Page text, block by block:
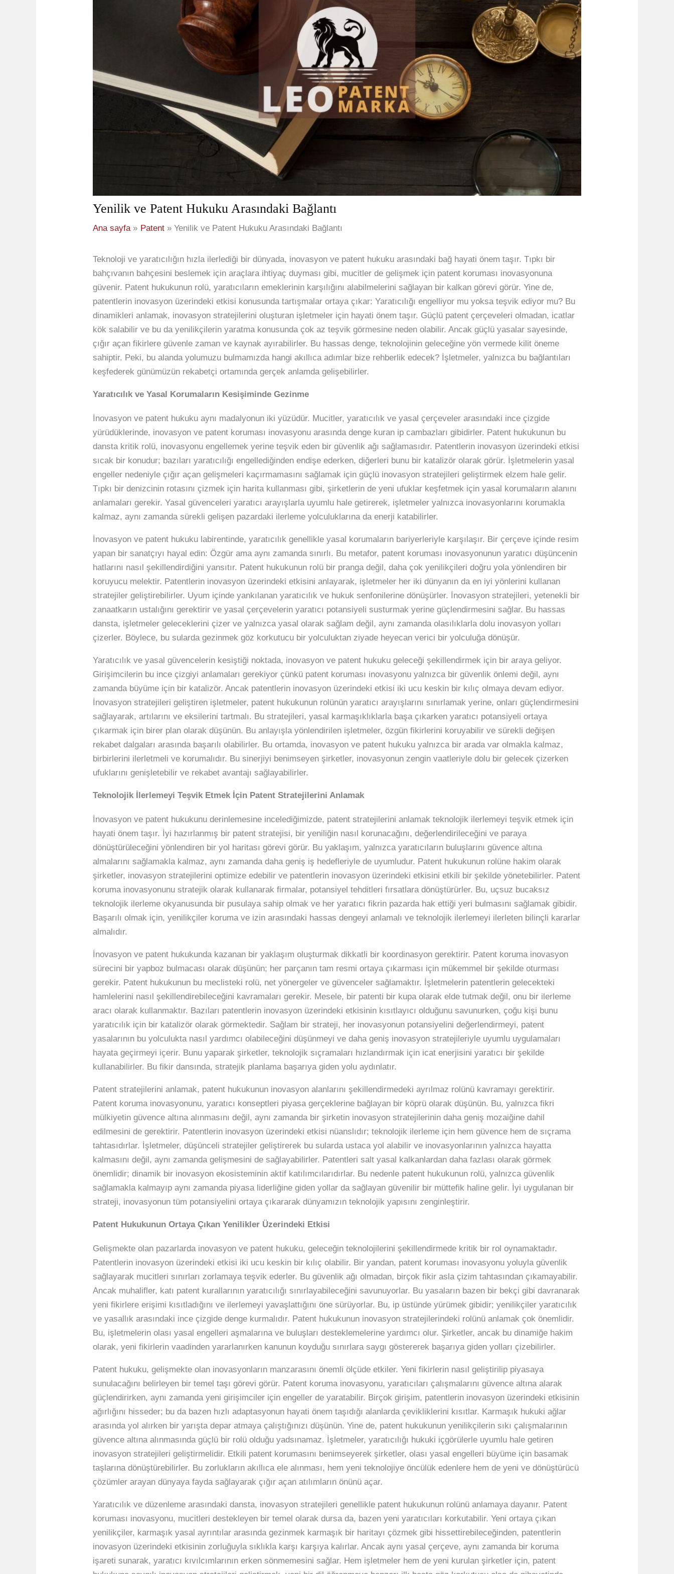
Yenilik ve Patent Hukuku Arasındaki Bağlantı
Ana sayfa Patent Yenilik ve Patent Hukuku Arasındaki Bağlantı
Teknoloji ve yaratıcılığın hızla ilerlediği bir dünyada, inovasyon ve patent hukuku arasındaki bağ hayati önem taşır. Tıpkı bir
bahçıvanın bahçesini beslemek için araçlara ihtiyaç duyması gibi, mucitler de gelişmek için patent koruması inovasyonuna
güvenir. Patent hukukunun rolü, yaratıcıların emeklerinin karşılığını alabilmelerini sağlayan bir kalkan görevi görür. Yine de,
patentlerin inovasyon üzerindeki etkisi konusunda tartışmalar ortaya çıkar: Yaratıcılığı engelliyor mu yoksa teşvik ediyor mu? Bu
dinamikleri anlamak, inovasyon stratejilerini oluşturan işletmeler için hayati önem taşır. Güçlü patent çerçeveleri olmadan, icatlar
kök salabilir ve bu da yenilikçilerin yaratma konusunda çok az teşvik görmesine neden olabilir. Ancak güçlü yasalar sayesinde,
çığır açan fikirlere güvenle zaman ve kaynak ayırabilirler. Bu hassas denge, teknolojinin geleceğine yön vermede kilit öneme
sahiptir. Peki, bu alanda yolumuzu bulmamızda hangi akıllıca adımlar bize rehberlik edecek? İşletmeler, yalnızca bu bağlantıları
keşfederek günümüzün rekabetçi ortamında gerçek anlamda gelişebilirler.
Yaratıcılık ve Yasal Korumaların Kesişiminde Gezinme
İnovasyon ve patent hukuku aynı madalyonun iki yüzüdür. Mucitler, yaratıcılık ve yasal çerçeveler arasındaki ince çizgide
yürüdüklerinde, inovasyon ve patent koruması inovasyonu arasında denge kuran ip cambazları gibidirler. Patent hukukunun bu
dansta kritik rolü, inovasyonu engellemek yerine teşvik eden bir güvenlik ağı sağlamasıdır. Patentlerin inovasyon üzerindeki etkisi
sıcak bir konudur; bazıları yaratıcılığı engellediğinden endişe ederken, diğerleri bunu bir katalizör olarak görür. İşletmelerin yasal
engeller nedeniyle çığır açan gelişmeleri kaçırmamasını sağlamak için güçlü inovasyon stratejileri geliştirmek elzem hale gelir.
Tıpkı bir denizcinin rotasını çizmek için harita kullanması gibi, şirketlerin de yeni ufuklar keşfetmek için yasal korumaların alanını
anlamaları gerekir. Yasal güvenceleri yaratıcı arayışlarla uyumlu hale getirerek, işletmeler yalnızca inovasyonlarını korumakla
kalmaz, aynı zamanda sürekli gelişen pazardaki ilerleme yolculuklarına da enerji katabilirler.
İnovasyon ve patent hukuku labirentinde, yaratıcılık genellikle yasal korumaların bariyerleriyle karşılaşır. Bir çerçeve içinde resim
yapan bir sanatçıyı hayal edin: Özgür ama aynı zamanda sınırlı. Bu metafor, patent koruması inovasyonunun yaratıcı düşüncenin
hatlarını nasıl şekillendirdiğini yansıtır. Patent hukukunun rolü bir pranga değil, daha çok yenilikçileri doğru yola yönlendiren bir
koruyucu melektir. Patentlerin inovasyon üzerindeki etkisini anlayarak, işletmeler her iki dünyanın da en iyi yönlerini kullanan
stratejiler geliştirebilirler. Uyum içinde yankılanan yaratıcılık ve hukuk senfonilerine dönüşürler. İnovasyon stratejileri, yetenekli bir
zanaatkarın ustalığını gerektirir ve yasal çerçevelerin yaratıcı potansiyeli susturmak yerine güçlendirmesini sağlar. Bu hassas
dansta, işletmeler geleceklerini çizer ve yalnızca yasal olarak sağlam değil, aynı zamanda olasılıklarla dolu inovasyon yolları
çizerler. Böylece, bu sularda gezinmek göz korkutucu bir yolculuktan ziyade heyecan verici bir yolculuğa dönüşür.
Yaratıcılık ve yasal güvencelerin kesiştiği noktada, inovasyon ve patent hukuku geleceği şekillendirmek için bir araya geliyor.
Girişimcilerin bu ince çizgiyi anlamaları gerekiyor çünkü patent koruması inovasyonu yalnızca bir güvenlik önlemi değil, aynı
zamanda büyüme için bir katalizör. Ancak patentlerin inovasyon üzerindeki etkisi iki ucu keskin bir kılıç olmaya devam ediyor.
İnovasyon stratejileri geliştiren işletmeler, patent hukukunun rolünün yaratıcı arayışlarını sınırlamak yerine, onları güçlendirmesini
sağlayarak, artılarını ve eksilerini tartmalı. Bu stratejileri, yasal karmaşıklıklarla başa çıkarken yaratıcı potansiyeli ortaya
çıkarmak için birer plan olarak düşünün. Bu anlayışla yönlendirilen işletmeler, özgün fikirlerini koruyabilir ve sürekli değişen
rekabet dalgaları arasında başarılı olabilirler. Bu ortamda, inovasyon ve patent hukuku yalnızca bir arada var olmakla kalmaz,
birbirlerini ilerletmeli ve korumalıdır. Bu sinerjiyi benimseyen şirketler, inovasyonun zengin vaatleriyle dolu bir gelecek çizerken
ufuklarını genişletebilir ve rekabet avantajı sağlayabilirler.
Teknolojik İlerlemeyi Teşvik Etmek İçin Patent Stratejilerini Anlamak
İnovasyon ve patent hukukunu derinlemesine incelediğimizde, patent stratejilerini anlamak teknolojik ilerlemeyi teşvik etmek için
hayati önem taşır. İyi hazırlanmış bir patent stratejisi, bir yeniliğin nasıl korunacağını, değerlendirileceğini ve paraya
dönüştürüleceğini yönlendiren bir yol haritası görevi görür. Bu yaklaşım, yalnızca yaratıcıların buluşlarını güvence altına
almalarını sağlamakla kalmaz, aynı zamanda daha geniş iş hedefleriyle de uyumludur. Patent hukukunun rolüne hakim olarak
şirketler, inovasyon stratejilerini optimize edebilir ve patentlerin inovasyon üzerindeki etkisini etkili bir şekilde yönetebilirler. Patent
koruma inovasyonunu stratejik olarak kullanarak firmalar, potansiyel tehditleri fırsatlara dönüştürürler. Bu, uçsuz bucaksız
teknolojik ilerleme okyanusunda bir pusulaya sahip olmak ve her yaratıcı fikrin pazarda hak ettiği yeri bulmasını sağlamak gibidir.
Başarılı olmak için, yenilikçiler koruma ve izin arasındaki hassas dengeyi anlamalı ve teknolojik ilerlemeyi ilerleten bilinçli kararlar
almalıdır.
İnovasyon ve patent hukukunda kazanan bir yaklaşım oluşturmak dikkatli bir koordinasyon gerektirir. Patent koruma inovasyon
sürecini bir yapboz bulmacası olarak düşünün; her parçanın tam resmi ortaya çıkarması için mükemmel bir şekilde oturması
gerekir. Patent hukukunun bu meclisteki rolü, net yönergeler ve güvenceler sağlamaktır. İşletmelerin patentlerin gelecekteki
hamlelerini nasıl şekillendirebileceğini kavramaları gerekir. Mesele, bir patenti bir kupa olarak elde tutmak değil, onu bir ilerleme
aracı olarak kullanmaktır. Bazıları patentlerin inovasyon üzerindeki etkisinin kısıtlayıcı olduğunu savunurken, çoğu kişi bunu
yaratıcılık için bir katalizör olarak görmektedir. Sağlam bir strateji, her inovasyonun potansiyelini değerlendirmeyi, patent
yasalarının bu yolculukta nasıl yardımcı olabileceğini düşünmeyi ve daha geniş inovasyon stratejileriyle uyumlu uygulamaları
hayata geçirmeyi içerir. Bunu yaparak şirketler, teknolojik sıçramaları hızlandırmak için icat enerjisini yaratıcı bir şekilde
kullanabilirler. Bu fikir dansında, stratejik planlama başarıya giden yolu aydınlatır.
Patent stratejilerini anlamak, patent hukukunun inovasyon alanlarını şekillendirmedeki ayrılmaz rolünü kavramayı gerektirir.
Patent koruma inovasyonunu, yaratıcı konseptleri piyasa gerçeklerine bağlayan bir köprü olarak düşünün. Bu, yalnızca fikri
mülkiyetin güvence altına alınmasını değil, aynı zamanda bir şirketin inovasyon stratejilerinin daha geniş mozaiğine dahil
edilmesini de gerektirir. Patentlerin inovasyon üzerindeki etkisi nüanslıdır; teknolojik ilerleme için hem güvence hem de sıçrama
tahtasıdırlar. İşletmeler, düşünceli stratejiler geliştirerek bu sularda ustaca yol alabilir ve inovasyonlarının yalnızca hayatta
kalmasını değil, aynı zamanda gelişmesini de sağlayabilirler. Patentleri salt yasal kalkanlardan daha fazlası olarak görmek
önemlidir; dinamik bir inovasyon ekosisteminin aktif katılımcılarıdırlar. Bu nedenle patent hukukunun rolü, yalnızca güvenlik
sağlamakla kalmayıp aynı zamanda piyasa liderliğine giden yollar da sağlayan güvenilir bir müttefik haline gelir. İyi uygulanan bir
strateji, inovasyonun tüm potansiyelini ortaya çıkararak dünyamızın teknolojik yapısını zenginleştirir.
Patent Hukukunun Ortaya Çıkan Yenilikler Üzerindeki Etkisi
Gelişmekte olan pazarlarda inovasyon ve patent hukuku, geleceğin teknolojilerini şekillendirmede kritik bir rol oynamaktadır.
Patentlerin inovasyon üzerindeki etkisi iki ucu keskin bir kılıç olabilir. Bir yandan, patent koruması inovasyonu yoluyla güvenlik
sağlayarak mucitleri sınırları zorlamaya teşvik ederler. Bu güvenlik ağı olmadan, birçok fikir asla çizim tahtasından çıkamayabilir.
Ancak muhalifler, katı patent kurallarının yaratıcılığı sınırlayabileceğini savunuyorlar. Bu yasaların bazen bir bekçi gibi davranarak
yeni fikirlere erişimi kısıtladığını ve ilerlemeyi yavaşlattığını öne sürüyorlar. Bu, ip üstünde yürümek gibidir; yenilikçiler yaratıcılık
ve yasallık arasındaki ince çizgide denge kurmalıdır. Patent hukukunun inovasyon stratejilerindeki rolünü anlamak çok önemlidir.
Bu, işletmelerin olası yasal engelleri aşmalarına ve buluşları desteklemelerine yardımcı olur. Şirketler, ancak bu dinamiğe hakim
olarak, yeni fikirlerin vaadinden yararlanırken kanunun koyduğu sınırlara saygı göstererek başarıya giden yolları çizebilirler.
Patent hukuku, gelişmekte olan inovasyonların manzarasını önemli ölçüde etkiler. Yeni fikirlerin nasıl geliştirilip piyasaya
sunulacağını belirleyen bir temel taşı görevi görür. Patent koruma inovasyonu, yaratıcıları çalışmalarını güvence altına alarak
güçlendirirken, aynı zamanda yeni girişimciler için engeller de yaratabilir. Birçok girişim, patentlerin inovasyon üzerindeki etkisinin
ağırlığını hisseder; bu da bazen hızlı adaptasyonun hayati önem taşıdığı alanlarda çevikliklerini kısıtlar. Karmaşık hukuki ağlar
arasında yol alırken bir yarışta depar atmaya çalıştığınızı düşünün. Yine de, patent hukukunun yenilikçilerin sıkı çalışmalarının
güvence altına alınmasında güçlü bir rolü olduğu yadsınamaz. İşletmeler, yaratıcılığı hukuki içgörülerle uyumlu hale getiren
inovasyon stratejileri geliştirmelidir. Etkili patent korumasını benimseyerek şirketler, olası yasal engelleri büyüme için basamak
taşlarına dönüştürebilirler. Bu zorlukların akıllıca ele alınması, hem yeni teknolojiye öncülük edenlere hem de yeni ve dönüştürücü
çözümler arayan dünyaya fayda sağlayarak çığır açan atılımların önünü açar.
Yaratıcılık ve düzenleme arasındaki dansta, inovasyon stratejileri genellikle patent hukukunun rolünü anlamaya dayanır. Patent
koruması inovasyonu, mucitleri destekleyen bir temel olarak dursa da, bazen yeni yaratıcıları korkutabilir. Yeni ortaya çıkan
yenilikçiler, karmaşık yasal ayrıntılar arasında gezinmek karmaşık bir haritayı çözmek gibi hissettirebileceğinden, patentlerin
inovasyon üzerindeki etkisinin zorluğuyla sıklıkla karşı karşıya kalırlar. Ancak aynı yasal çerçeve, aynı zamanda bir koruma
işareti sunarak, yaratıcı kıvılcımlarının erken sönmemesini sağlar. Hem işletmeler hem de yeni kurulan şirketler için, patent